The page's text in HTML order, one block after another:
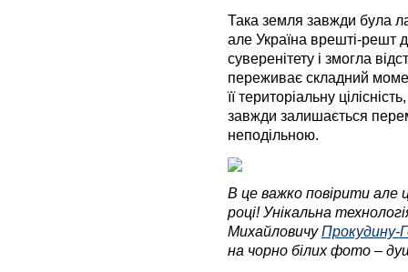
Така земля завжди була
але Україна врешті-решт
суверенітету і змогла
переживає складний
її територіальну
завжди залишається
неподільною.
В це важко повірити але
році! Унікальна
МихайловичуПрокудину-
на чорно білих фото –